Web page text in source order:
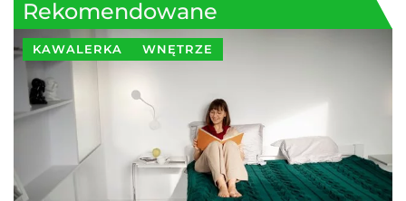
Rekomendowane
KAWALERKA WNĘTRZE